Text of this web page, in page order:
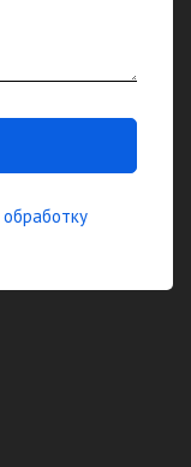
обработку